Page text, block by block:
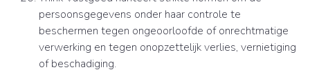
persoonsgegevens onder haar controle te
beschermen tegen ongeoorloofde of onrechtmatige
verwerking en tegen onopzettelijk verlies, vernietiging
of beschadiging.